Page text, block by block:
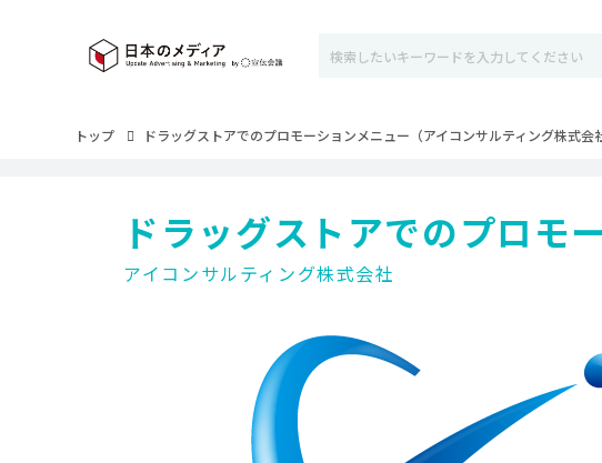
トップ ドラッグストアでのプロモーションメニュー（アイコンサルティング株式会
ドラッグストアでのプロモ
アイコンサルティング株式会社